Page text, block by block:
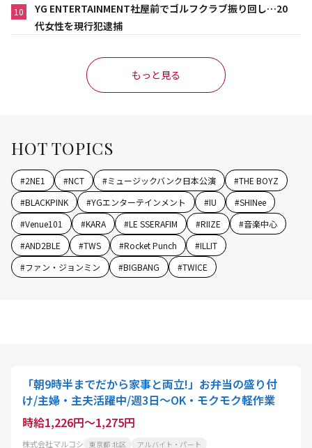
10
YG ENTERTAINMENT社屋前でゴルフクラブ振り回し…20
代女性を現行犯逮捕
もっと見る
HOT TOPICS
#2NE1 #NCT #ミュージックバンク日本公演 #THE BOYZ
#BLACKPINK #YGエンターテインメント #IU #SHINee
#Venue101 #KARA #LE SSERAFIM #RIIZE #音楽中心
#AND2BLE #TWS #Rocket Punch #ILLIT
#ファン・ジョンミン #BIGBANG #TWICE
「朝9時半までだから家事と両立!」お弁当の盛り付
け/主婦・主夫活躍中/週3日～OK・モクモク軽作業
時給1,226円～1,275円
株式会社マルコシ 東京都 北区 アルバイト・パート